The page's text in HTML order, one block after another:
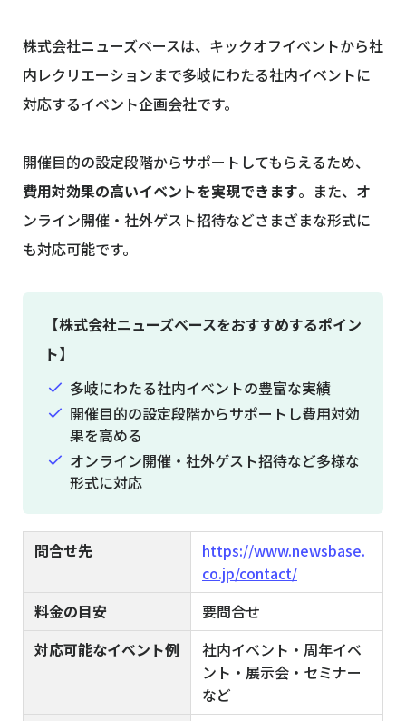
株式会社ニューズベースは、キックオフイベントから社
内レクリエーションまで多岐にわたる社内イベントに
対応するイベント企画会社です。
開催目的の設定段階からサポートしてもらえるため、
費用対効果の高いイベントを実現できます。また、オ
ンライン開催・社外ゲスト招待などさまざまな形式に
も対応可能です。
【株式会社ニューズベースをおすすめするポイン
ト】
多岐にわたる社内イベントの豊富な実績
開催目的の設定段階からサポートし費用対効
果を高める
オンライン開催・社外ゲスト招待など多様な
形式に対応
問合せ先
https://www.newsbase.
co.jp/contact/
料金の目安
要問合せ
対応可能なイベント例
社内イベント・周年イベ
ント・展示会・セミナー
など